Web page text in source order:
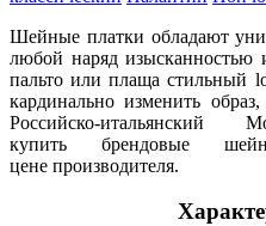
Шейные платки обладают
любой наряд изысканностью
пальто или плаща стильный
кардинально изменить
Российско-
купить брендовые
цене производителя.